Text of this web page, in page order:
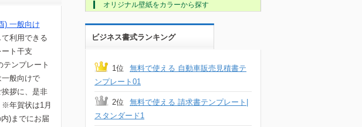
) 一般向け
利用できる
ート干支
テンプレート
般向けで
拶に、是非
※年賀状は1月
)までにお届
オリジナル壁紙をカラーから探す
ビジネス書式ランキング
1位
無料で使える 自動車販売見積書テ
ンプレート01
2位
無料で使える 請求書テンプレート|
スタンダード1